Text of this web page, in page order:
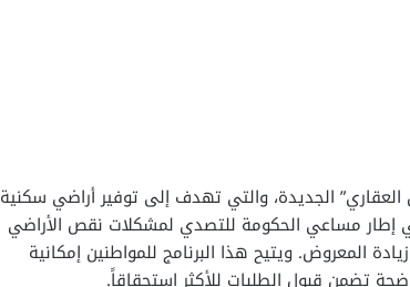
العقاري” الجديدة، والتي تهدف إلى توفير أراضي سكنية
مساعي الحكومة للتصدي لمشكلات نقص الأراضي
المعروض. ويتيح هذا البرنامج للمواطنين إمكانية
تضمن قبول الطلبات للأكثر استحقاقاً.